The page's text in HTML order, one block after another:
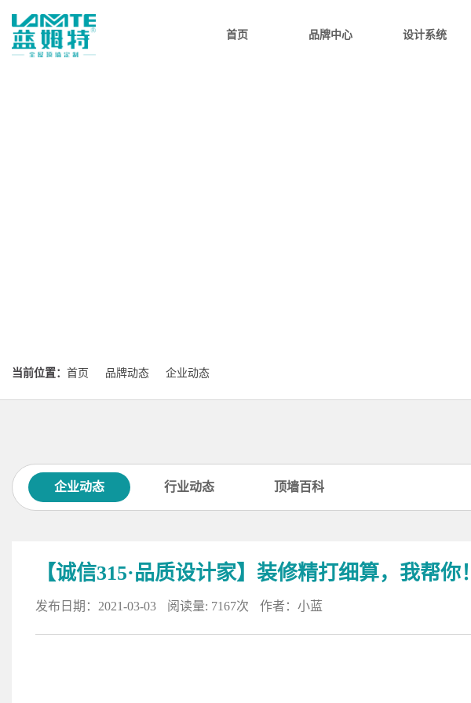
首页 品牌中心 设计系统
当前位置： 首页 品牌动态 企业动态
企业动态 行业动态 顶墙百科
【诚信315·品质设计家】装修精打细算，我帮你！
发布日期：2021-03-03 阅读量: 7167次 作者：小蓝